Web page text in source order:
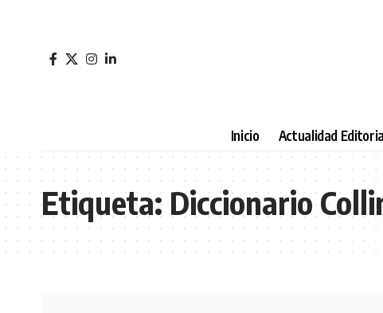
Inicio Actualidad
Etiqueta: Diccionario